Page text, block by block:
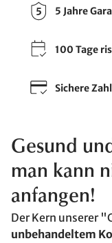
5 Jahre
100 Tage
Sichere
Gesund
man kann
anfangen!
Der Kern unserer
unbehandeltem